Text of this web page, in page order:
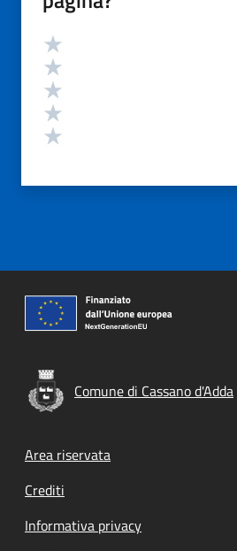
Valutazione
Comune di Cassano d'Adda
Footer menu
Area riservata
Crediti
Informativa privacy